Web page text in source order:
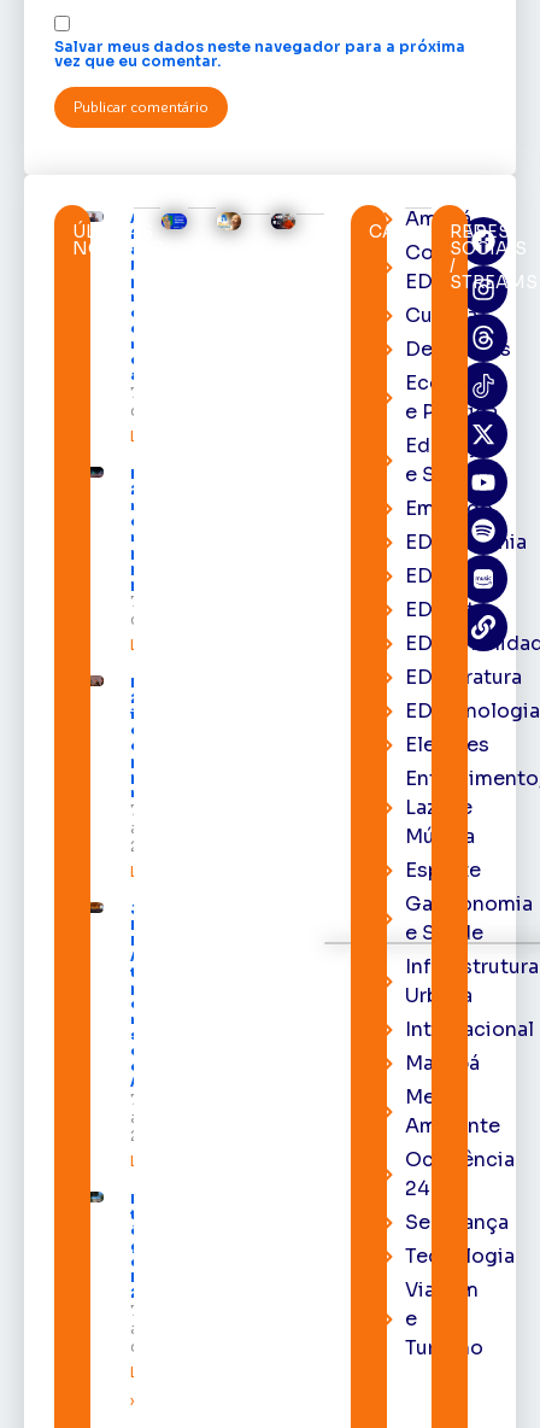
Salvar meus dados neste navegador para a próxima
vez que eu comentar.
ÚLTIMAS
NOTÍCIAS
Acácio
Favacho
apresenta
balanço
parcial do
mandato
com mais
de R$ 668
milhões
destinados
ao Amapá
7 de agosto
de 2026
Leia mais »
Expofeira
2026 começa
neste sábado
com shows,
negócios e
programação
para todos os
públicos
7 de agosto
de 2026
Leia mais »
Expofeira
2026
impulsiona
economia
e aumenta
procura
por hotéis
na capital
7 de
agosto de
2026
Leia mais »
Juiz
Diego
Moura de
Araújo
toma
posse
como
membro
substituto
do Pleno
do TRE-
AP
7 de
agosto de
2026
Leia mais »
Macapá
terá
ônibus
gratuitos
durante a
Expofeira
2026
7 de
agosto
de 2026
Leia mais
»
CATEGORIAS
Amapá
Cortes
EDcast
Cultura
Destaques
Economia
e Política
Educação
e Saúde
Emprego
EDacademia
EDbrasília
EDcast
EDliteratura
EDtecnologia
Eleições
Lazer e
Música
Esporte
Gastronomia
e Saúde
Infraestrutura
Urbana
Internacional
Macapá
Meio
Ambiente
Ocorrência
24h
Segurança
Tecnologia
Viagem
e
Turismo
REDES
SOCIAIS
/
STREAMS